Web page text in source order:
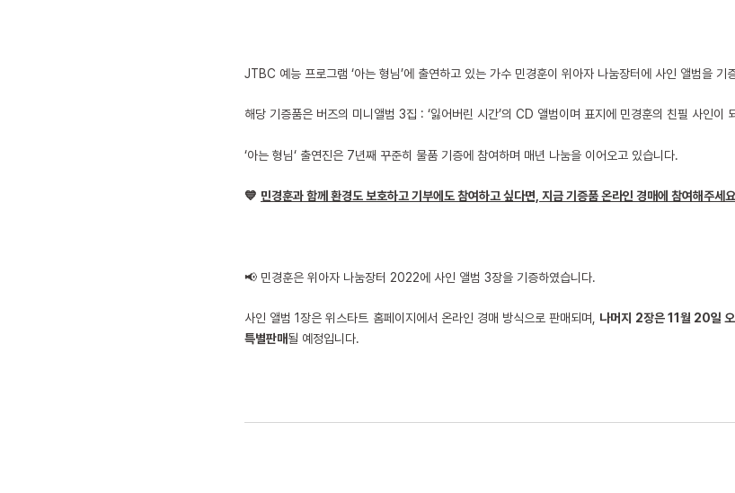
JTBC 예능 프로그램 ‘아는 형님’에 출연하고 있는 가수 민경훈이 위아자 나눔장터에 사인 앨범을 기
해당 기증품은 버즈의 미니앨범 3집 : ‘잃어버린 시간’의 CD 앨범이며 표지에 민경훈의 친필 사인이
‘아는 형님‘ 출연진은 7년째 꾸준히 물품 기증에 참여하며 매년 나눔을 이어오고 있습니다.
💙 민경훈과 함께 환경도 보호하고 기부에도 참여하고 싶다면, 지금 기증품 온라인 경매에 참여해주세
📢 민경훈은 위아자 나눔장터 2022에 사인 앨범 3장을 기증하였습니다.
사인 앨범 1장은 위스타트 홈페이지에서 온라인 경매 방식으로 판매되며, 나머지 2장은 11월 20일
특별판매될 예정입니다.